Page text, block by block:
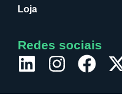
Loja
Redes sociais